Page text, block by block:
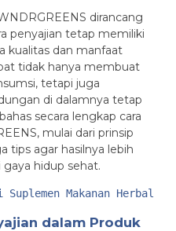
dirancang
penyajian tetap memiliki
kualitas dan manfaat
tidak hanya membuat
tetapi juga
di dalamnya tetap
secara lengkap cara
mulai dari prinsip
tips agar hasilnya lebih
hidup sehat.
Suplemen Makanan Herbal
dalam Produk